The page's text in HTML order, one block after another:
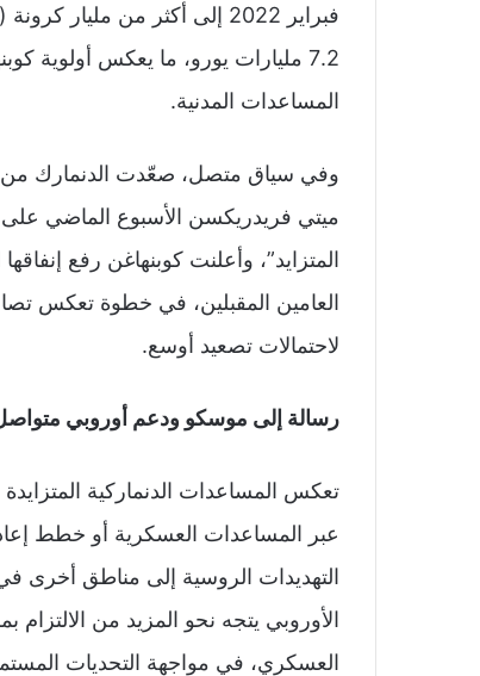
7.2 مليارات يورو، ما يعكس أولوية
المساعدات المدنية.
وفي سياق متصل، صعّدت الدنمارك من
ميتي فريدريكسن الأسبوع الماضي على
العامين المقبلين، في خطوة تعكس
لاحتمالات تصعيد أوسع.
رسالة إلى موسكو ودعم أوروبي
تعكس المساعدات الدنماركية المتزايدة
عبر المساعدات العسكرية أو خطط
التهديدات الروسية إلى مناطق أخرى
الأوروبي يتجه نحو المزيد من
العسكري، في مواجهة التحديات